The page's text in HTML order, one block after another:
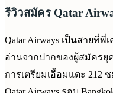
รีวิวสมัคร Qatar
Qatar Airways เป็นสายที่พี่
อ่านจากปากของผู้สมัครยุ
การเตรียมเอื้อมแตะ 212